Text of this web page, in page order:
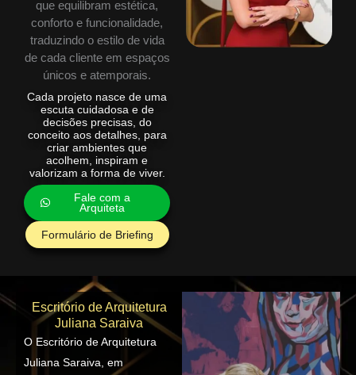
que equilibram estética,
conforto e funcionalidade,
traduzindo o estilo de vida
de cada cliente em espaços
únicos e atemporais.
Cada projeto nasce de uma
escuta cuidadosa e de
decisões precisas, do
conceito aos detalhes, para
criar ambientes que
acolhem, inspiram e
valorizam a forma de viver.
Fale com a
Arquiteta
Formulário de Briefing
Escritório de Arquitetura
Juliana Saraiva
O Escritório de Arquitetura
Juliana Saraiva, em